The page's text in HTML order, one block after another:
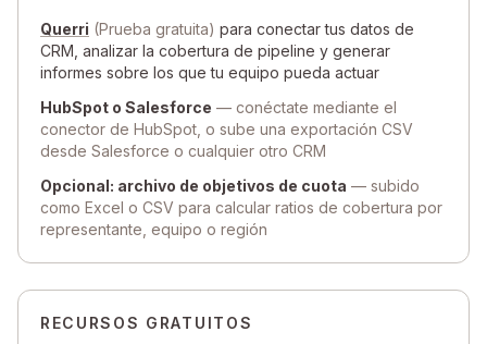
Querri (Prueba gratuita) para conectar tus datos de
CRM, analizar la cobertura de pipeline y generar
informes sobre los que tu equipo pueda actuar
HubSpot o Salesforce — conéctate mediante el
conector de HubSpot, o sube una exportación CSV
desde Salesforce o cualquier otro CRM
Opcional: archivo de objetivos de cuota — subido
como Excel o CSV para calcular ratios de cobertura por
representante, equipo o región
RECURSOS GRATUITOS